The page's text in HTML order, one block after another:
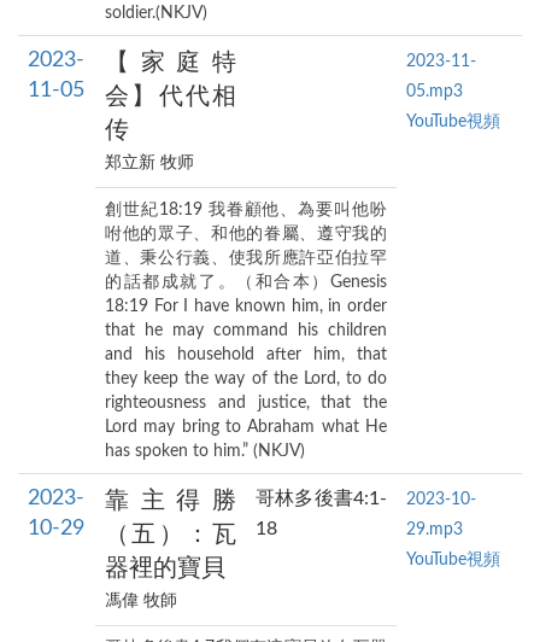
soldier.(NKJV)
2023-
11-05
【家庭特
会】代代相
传
郑立新 牧师
2023-11-
05.mp3
YouTube視頻
創世紀18:19 我眷顧他、為要叫他吩
咐他的眾子、和他的眷屬、遵守我的
道、秉公行義、使我所應許亞伯拉罕
的話都成就了。（和合本）Genesis
18:19 For I have known him, in order
that he may command his children
and his household after him, that
they keep the way of the Lord, to do
righteousness and justice, that the
Lord may bring to Abraham what He
has spoken to him.” (NKJV)
2023-
10-29
靠主得勝
（五）：瓦
器裡的寶貝
馮偉 牧師
哥林多後書4:1-
18
2023-10-
29.mp3
YouTube視頻